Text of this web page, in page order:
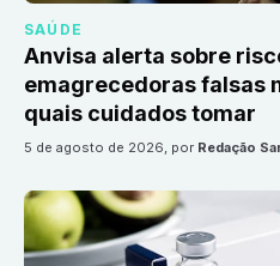
SAÚDE
Anvisa alerta sobre
emagrecedoras falsas
quais cuidados tomar
5 de agosto de 2026, por Redação